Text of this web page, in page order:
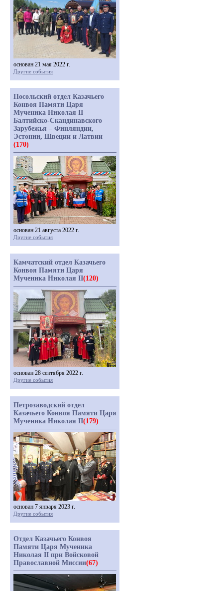
основан 21 мая 2022 г.
Другие события
Посольский отдел Казачьего
Конвоя Памяти Царя
Мученика Николая II
Балтийско-Скандинавского
Зарубежья – Финляндии,
Эстонии, Швеции и Латвии
(170)
основан 21 августа 2022 г.
Другие события
Камчатский отдел Казачьего
Конвоя Памяти Царя
Мученика Николая II(120)
основан 28 сентября 2022 г.
Другие события
Петрозаводский отдел
Казачьего Конвоя Памяти Царя
Мученика Николая II(179)
основан 7 января 2023 г.
Другие события
Отдел Казачьего Конвоя
Памяти Царя Мученика
Николая II при Войсковой
Православной Миссии(67)